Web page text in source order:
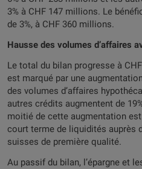
3% à CHF 147 millions. Le
de 3%, à CHF 360 millions.
Hausse des volumes d’affaires
Le total du bilan progresse à
est marqué par une
des volumes d’affaires
autres crédits augmentent de
moitié de cette augmentation
court terme de liquidités auprès
suisses de première qualité.
Au passif du bilan, l’épargne et